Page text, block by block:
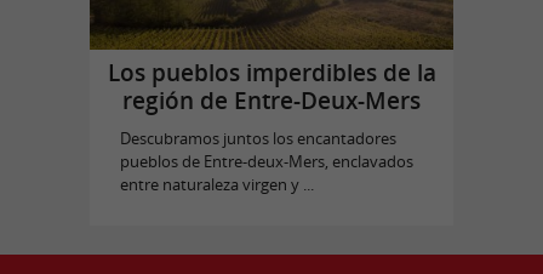
Los pueblos imperdibles de la
región de Entre-Deux-Mers
Descubramos juntos los encantadores
pueblos de Entre-deux-Mers, enclavados
entre naturaleza virgen y ...